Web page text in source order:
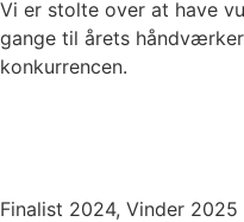
Vi er stolte over at have
gange til årets
konkurrencen.
Finalist 2024, Vinder